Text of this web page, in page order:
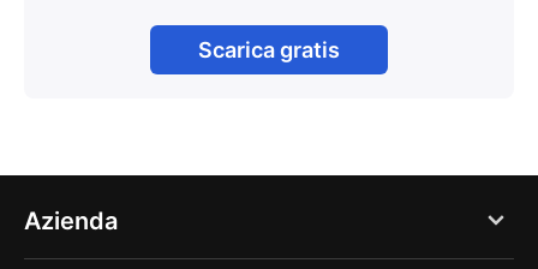
Scarica gratis
Azienda